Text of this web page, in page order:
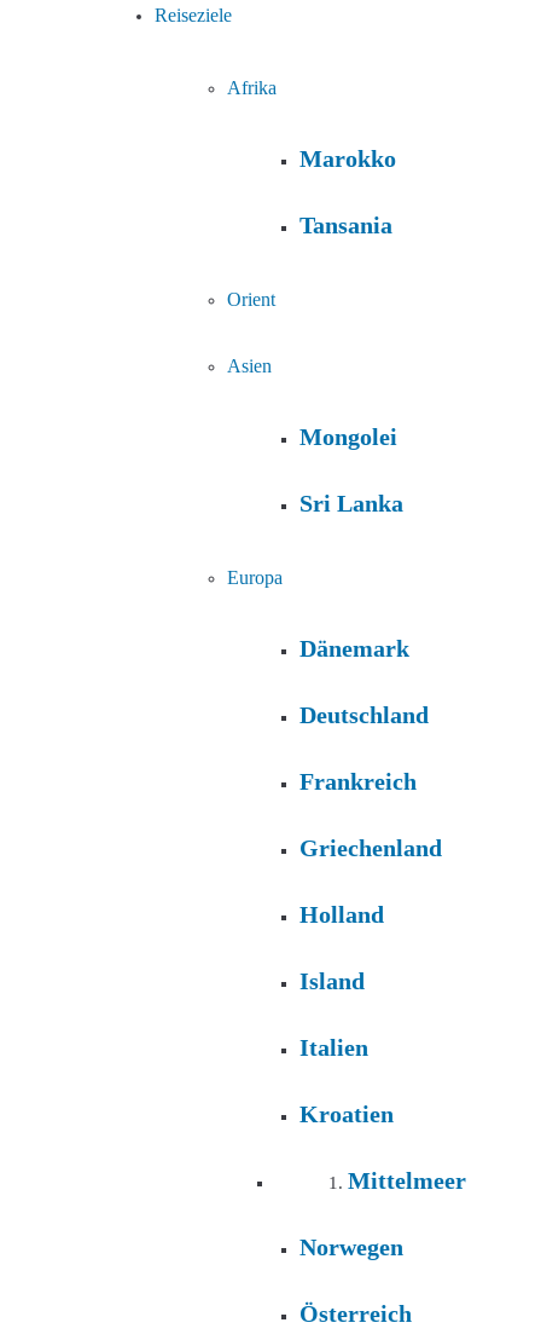
Reiseziele
Afrika
Marokko
Tansania
Orient
Asien
Mongolei
Sri Lanka
Europa
Dänemark
Deutschland
Frankreich
Griechenland
Holland
Island
Italien
Kroatien
Mittelmeer
Norwegen
Österreich